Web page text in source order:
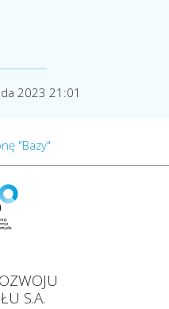
2023 21:01
"Bazy"
S.A.